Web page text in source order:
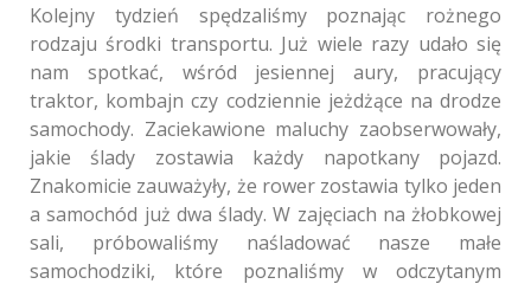
Kolejny tydzień spędzaliśmy poznając rożnego
rodzaju środki transportu. Już wiele razy udało się
nam spotkać, wśród jesiennej aury, pracujący
traktor, kombajn czy codziennie jeżdżące na drodze
samochody. Zaciekawione maluchy zaobserwowały,
jakie ślady zostawia każdy napotkany pojazd.
Znakomicie zauważyły, że rower zostawia tylko jeden
a samochód już dwa ślady. W zajęciach na żłobkowej
sali, próbowaliśmy naśladować nasze małe
samochodziki, które poznaliśmy w odczytanym